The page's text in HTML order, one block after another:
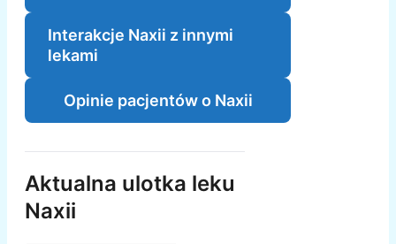
Interakcje Naxii z innymi
lekami
Opinie pacjentów o Naxii
Aktualna ulotka leku
Naxii